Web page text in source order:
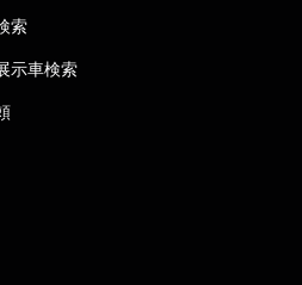
索
示車検索